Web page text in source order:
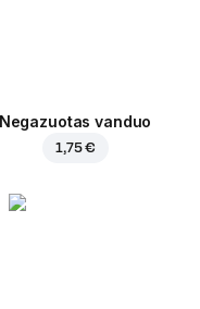
Negazuotas vanduo
1,75 €